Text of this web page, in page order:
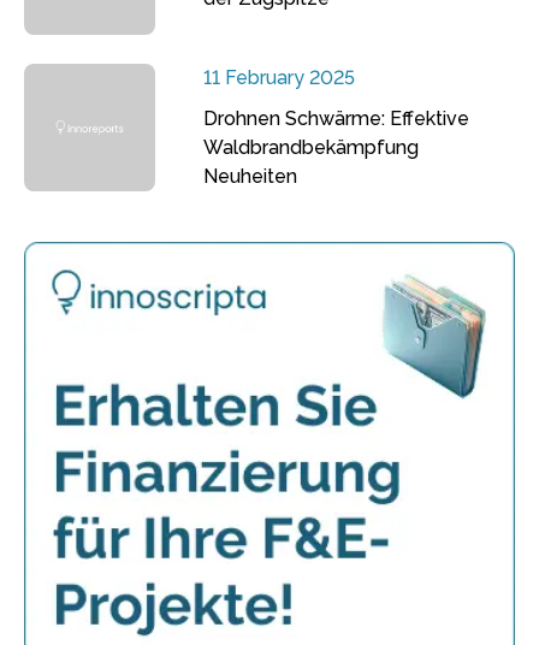
11 February 2025
Drohnen Schwärme: Effektive
Waldbrandbekämpfung
Neuheiten